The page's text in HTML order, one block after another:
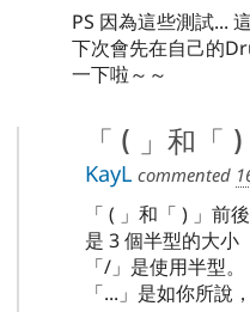
PS 因為這些測試...
下次會先在自己的
一下啦～～
「 ( 」和「 )
KayL commented
「 ( 」和「 ) 」前
是 3 個半型的大小
「/」是使用半型。
「...」是如你所說